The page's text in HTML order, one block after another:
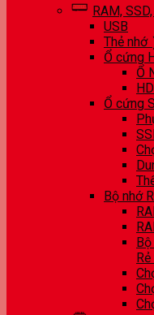
RAM,
USB
Thẻ nhớ
Ổ cứng
Ổ
Ổ cứng
Bộ nhớ